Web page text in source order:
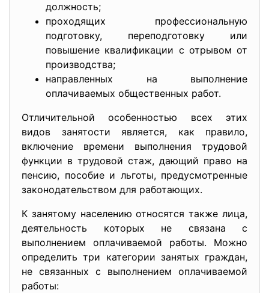
должность;
проходящих профессиональную
подготовку, переподготовку или
повышение квалификации с отрывом от
производства;
направленных на выполнение
оплачиваемых общественных работ.
Отличительной особенностью всех этих
видов занятости является, как правило,
включение времени выполнения трудовой
функции в трудовой стаж, дающий право на
пенсию, пособие и льготы, предусмотренные
законодательством для работающих.
К занятому населению относятся также лица,
деятельность которых не связана с
выполнением оплачиваемой работы. Можно
определить три категории занятых граждан,
не связанных с выполнением оплачиваемой
работы: